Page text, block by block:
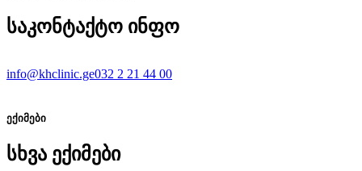
საკონტაქტო ინფო
info@khclinic.ge032 2 21 44 00
ექიმები
სხვა ექიმები